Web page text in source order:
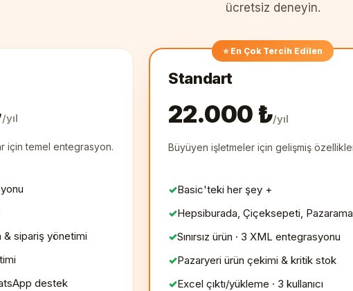
ücretsiz deneyin.
/yıl
için temel entegrasyon.
& sipariş yönetimi
destek
⭐ En Çok Tercih Edilen
Standart
22.000 ₺/yıl
Büyüyen işletmeler için gelişmiş
Basic'teki her şey +
Hepsiburada, Çiçeksepeti,
Sınırsız ürün · 3 XML entegrasyonu
Pazaryeri ürün çekimi & kritik stok
Excel çıktı/yükleme · 3 kullanıcı